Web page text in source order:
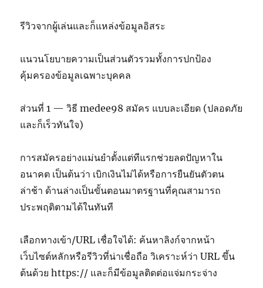
รีวิวจากผู้เล่นและก็แหล่งข้อมูลอิสระ
แนวนโยบายความเป็นส่วนตัวรวมทั้งการปกป้อง
คุ้มครองข้อมูลเฉพาะบุคคล
ส่วนที่ 1 — วิธี medee98 สมัคร แบบละเอียด (ปลอดภัย
และก็เร็วทันใจ)
การสมัครอย่างแม่นยำตั้งแต่ทีแรกช่วยลดปัญหาใน
อนาคต เป็นต้นว่า เบิกเงินไม่ได้หรือการยืนยันตัวตน
ล่าช้า ด้านล่างเป็นขั้นตอนมาตรฐานที่คุณสามารถ
ประพฤติตามได้ในทันที
เลือกทางเข้า/URL เชื่อใจได้: ค้นหาลิงก์จากหน้า
เว็บไซต์หลักหรือรีวิวที่น่าเชื่อถือ วิเคราะห์ว่า URL ขึ้น
ต้นด้วย https:// และก็มีข้อมูลติดต่อแจ่มกระจ่าง